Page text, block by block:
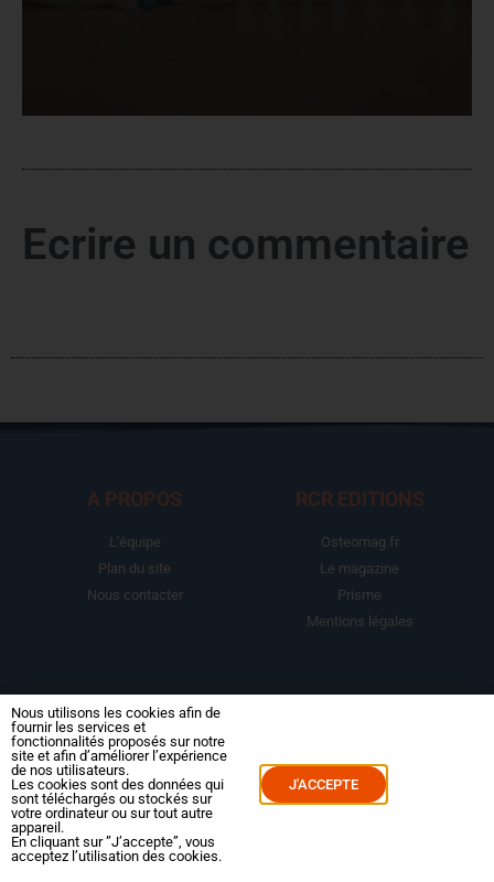
Ecrire un commentaire
A PROPOS
L'équipe
Plan du site
Nous contacter
RCR EDITIONS
Osteomag.fr
Le magazine
Prisme
Mentions légales
LA BOUTIQUE
Abonnements
Le magazine
Packs
Dossiers
Mes commandes
Mes abonnements
Nous utilisons les cookies afin de
fournir les services et
fonctionnalités proposés sur notre
site et afin d’améliorer l’expérience
de nos utilisateurs.
Les cookies sont des données qui
sont téléchargés ou stockés sur
votre ordinateur ou sur tout autre
appareil.
En cliquant sur ”J’accepte”, vous
acceptez l’utilisation des cookies.
J'ACCEPTE